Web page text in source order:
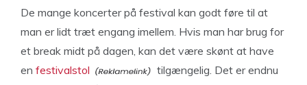
De mange koncerter på festival kan godt føre til at
man er lidt træt engang imellem. Hvis man har brug for
et break midt på dagen, kan det være skønt at have
en festivalstol
tilgængelig. Det er endnu